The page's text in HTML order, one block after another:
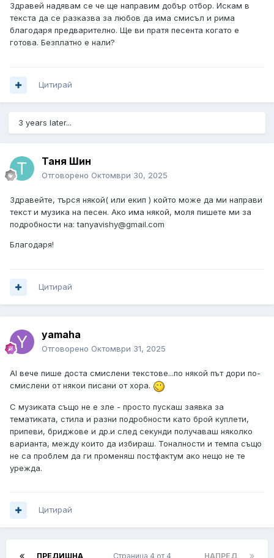
Здравей надявам се че ще направим добър отбор. Искам в
текста да се разказва за любов да има смисъл и рима
благодаря предварително. Ще ви пратя песента когато е
готова. Безплатно е нали?
Цитирай
3 years later...
Таня Шин
Отговорено Октомври 30, 2025
Здравейте, търся някой( или екип ) който може да ми направи
текст и музика на песен. Ако има някой, моля пишете ми за
подробности на: tanyavishy@gmail.com
Благодаря!
Цитирай
yamaha
Отговорено Октомври 31, 2025
AI вече пише доста смислени текстове...по някой път дори по-
смислени от някои писани от хора.
С музиката също не е зле - просто пускаш заявка за
тематиката, стила и разни подробности като брой куплети,
припеви, бриджове и др.и след секунди получаваш няколко
варианта, между които да избираш. Тоналности и темпа също
не са проблем да ги променяш постфактум ако нещо не те
урежда.
Цитирай
ПРЕДИШНА НАПРЕД
Страница 4 от 4